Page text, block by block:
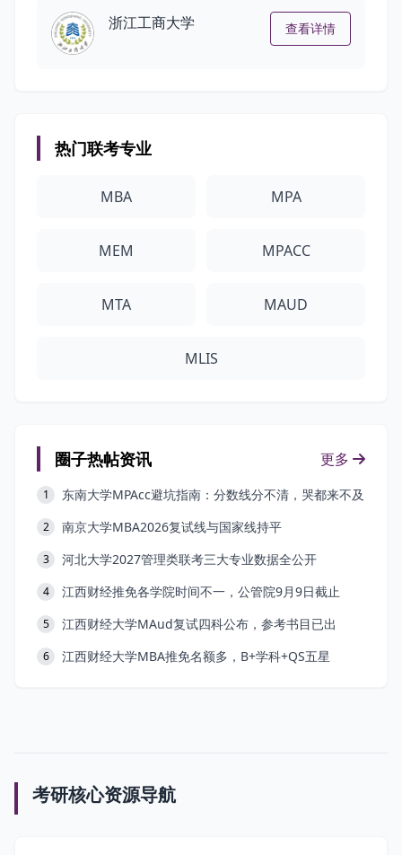
浙江工商大学 查看详情
热门联考专业
MBA MPA
MEM MPACC
MTA MAUD
MLIS
圈子热帖资讯 更多
1 东南大学MPAcc避坑指南：分数线分不清，哭都来不及
2 南京大学MBA2026复试线与国家线持平
3 河北大学2027管理类联考三大专业数据全公开
4 江西财经推免各学院时间不一，公管院9月9日截止
5 江西财经大学MAud复试四科公布，参考书目已出
6 江西财经大学MBA推免名额多，B+学科+QS五星
考研核心资源导航